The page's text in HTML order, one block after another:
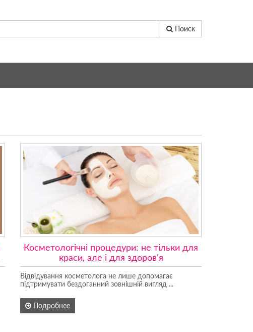
Поиск
Косметологічні процедури: не тільки для
краси, але і для здоров'я
Відвідування косметолога не лише допомагає
підтримувати бездоганний зовнішній вигляд ...
Подробнее